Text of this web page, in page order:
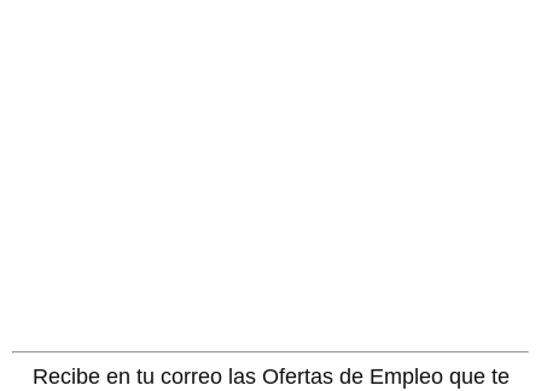
Recibe en tu correo las Ofertas de Empleo que te